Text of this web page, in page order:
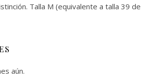
Talla M (equivalente a talla 39 de
aún.